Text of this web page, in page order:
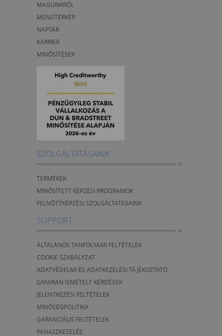
MAGUNKRÓL
MENÜTÉRKÉP
NAPTÁR
KARRIER
MINŐSÍTÉSEK
SZOLGÁLTATÁSAINK
TERMÉKEK
MINŐSÍTETT KÉPZÉSI PROGRAMOK
FELNŐTTKÉPZÉSI SZOLGÁLTATÁSAINK
SUPPORT
ÁLTALÁNOS TANFOLYAMI FELTÉTELEK
COOKIE SZABÁLYZAT
ADATVÉDELMI ÉS ADATKEZELÉSI TÁJÉKOZTATÓ
GYAKRAN ISMÉTELT KÉRDÉSEK
JELENTKEZÉSI FELTÉTELEK
MINŐSÉGPOLITIKA
GARANCIÁLIS FELTÉTELEK
PANASZKEZELÉS